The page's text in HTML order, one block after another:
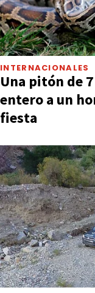
INTERNACIONALES
Una pitón de
entero a un
fiesta